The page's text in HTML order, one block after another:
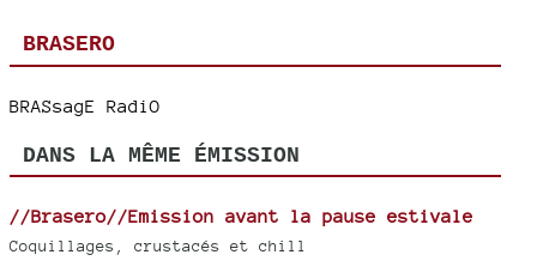
BRASERO
BRASsagE RadiO
DANS LA MÊME ÉMISSION
//Brasero//Emission avant la pause estivale
Coquillages, crustacés et chill